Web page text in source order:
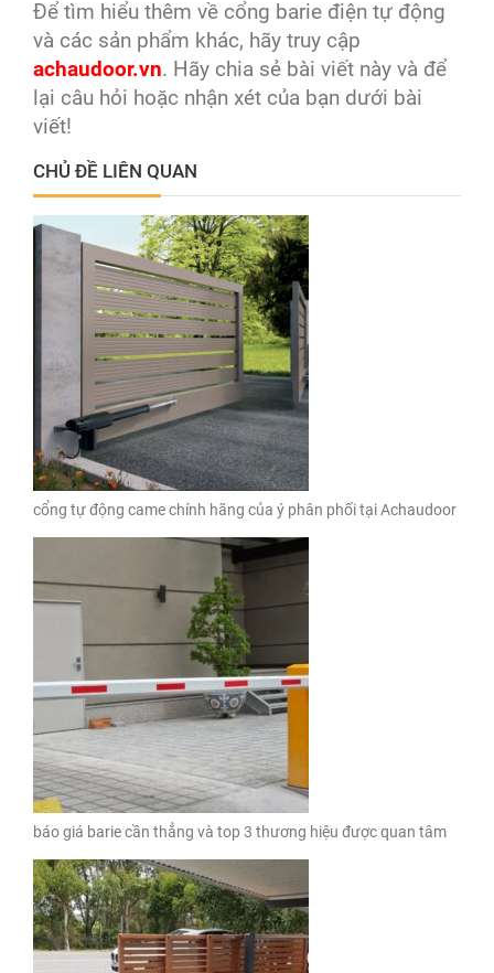
Để tìm hiểu thêm về cổng barie điện tự động
và các sản phẩm khác, hãy truy cập
achaudoor.vn. Hãy chia sẻ bài viết này và để
lại câu hỏi hoặc nhận xét của bạn dưới bài
viết!
CHỦ ĐỀ LIÊN QUAN
cổng tự động came chính hãng của ý phân phối tại Achaudoor
báo giá barie cần thẳng và top 3 thương hiệu được quan tâm